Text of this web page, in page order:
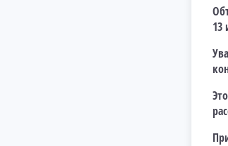
13